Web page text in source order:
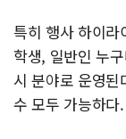
특히 행사 하이라
학생, 일반인 누
시 분야로 운영
수 모두 가능하다.